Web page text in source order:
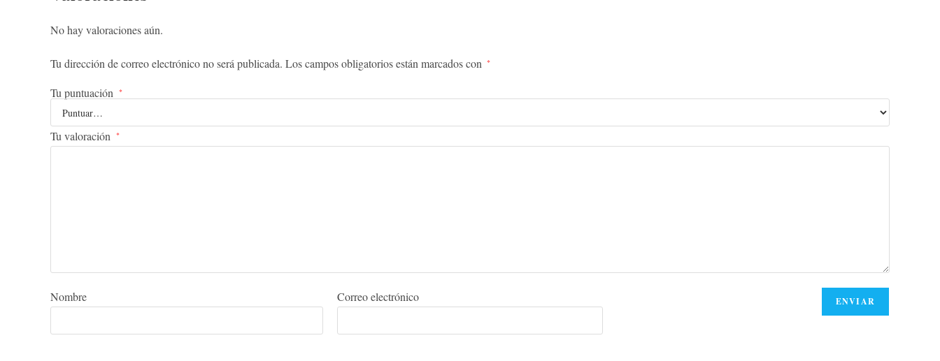
No hay valoraciones aún.
Tu dirección de correo electrónico no será publicada. Los campos obligatorios están marcados con *
Tu puntuación *
Tu valoración *
Nombre Correo electrónico